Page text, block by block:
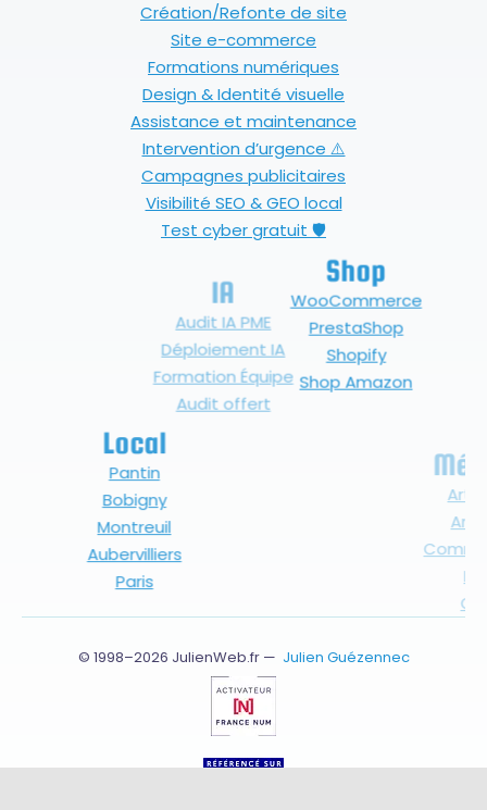
Création/Refonte de site
Site e-commerce
Formations numériques
Design & Identité visuelle
Assistance et maintenance
Intervention d’urgence ⚠️
Campagnes publicitaires
Visibilité SEO & GEO local
Test cyber gratuit 🛡
Déploiement IA
Formation Équipe
Audit offert
Shop
WooCommerce
PrestaShop
Shopify
Shop Amazon
Pantin
Bobigny
Montreuil
Aubervilliers
Paris
© 1998–2026 JulienWeb.fr — Julien Guézennec